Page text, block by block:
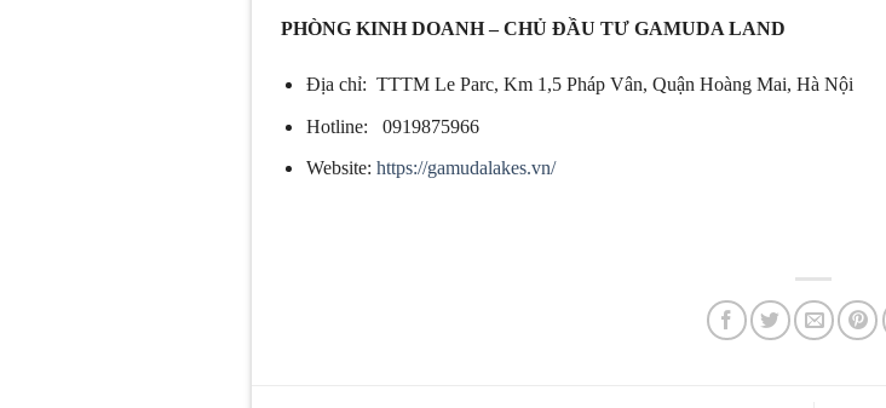
PHÒNG KINH DOANH – CHỦ ĐẦU TƯ GAMUDA LAND
Địa chỉ: TTTM Le Parc, Km 1,5 Pháp Vân, Quận Hoàng Mai, Hà Nội
Hotline: 0919875966
Website: https://gamudalakes.vn/